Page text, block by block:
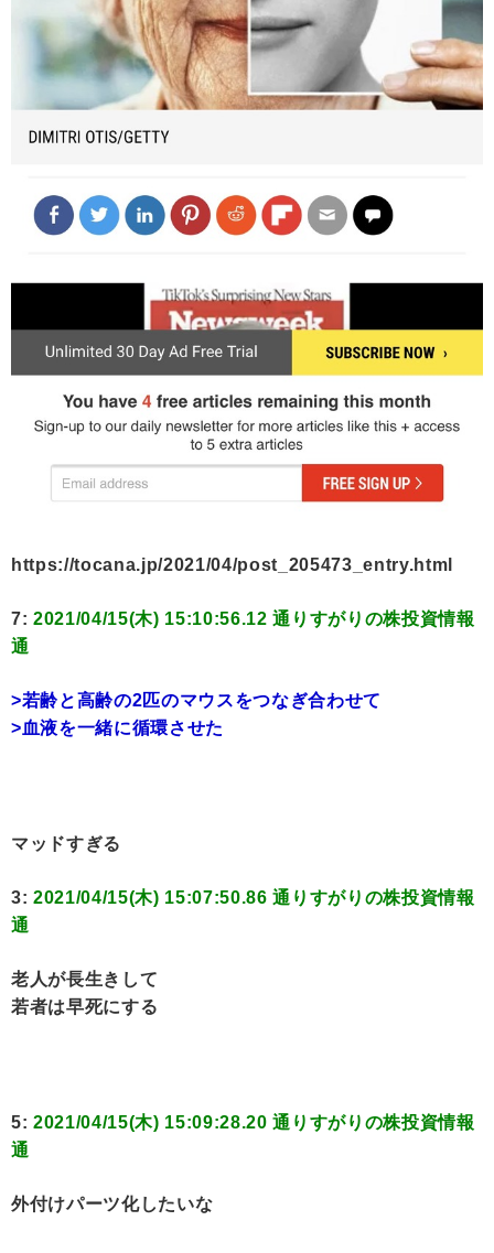
https://tocana.jp/2021/04/post_205473_entry.html
7: 2021/04/15(木) 15:10:56.12 通りすがりの株投資情報
通
>若齢と高齢の2匹のマウスをつなぎ合わせて
>血液を一緒に循環させた
マッドすぎる
3: 2021/04/15(木) 15:07:50.86 通りすがりの株投資情報
通
老人が長生きして
若者は早死にする
5: 2021/04/15(木) 15:09:28.20 通りすがりの株投資情報
通
外付けパーツ化したいな